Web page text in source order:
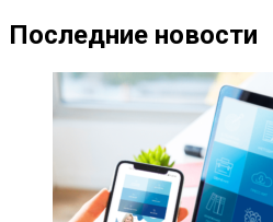
Последние новости